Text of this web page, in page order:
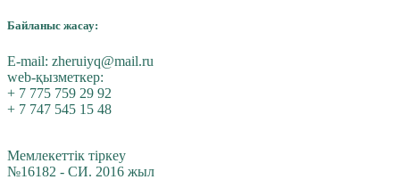
Байланыс жасау:
E-mail: zheruiyq@mail.ru
web-қызметкер:
+ 7 775 759 29 92
+ 7 747 545 15 48
Мемлекеттік тіркеу
№16182 - СИ. 2016 жыл